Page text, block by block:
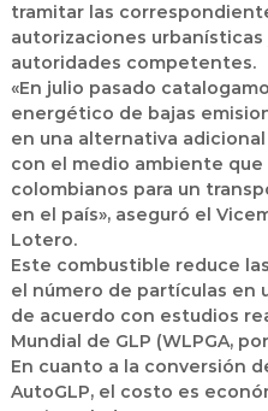
tramitar las
autorizaciones
autoridades competentes.
«En julio pasado
energético de bajas
en una alternativa
con el medio ambiente
colombianos para un
en el país», aseguró el
Lotero.
Este combustible reduce
el número de partículas en
de acuerdo con estudios
Mundial de GLP (WLPGA,
En cuanto a la conversión
AutoGLP, el costo es